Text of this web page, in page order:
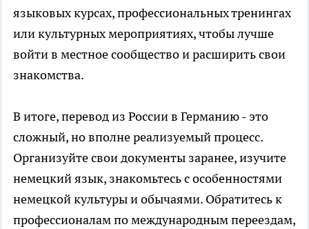
языковых курсах, профессиональных тренингах
или культурных мероприятиях, чтобы лучше
войти в местное сообщество и расширить свои
знакомства.
В итоге, перевод из России в Германию - это
сложный, но вполне реализуемый процесс.
Организуйте свои документы заранее, изучите
немецкий язык, знакомьтесь с особенностями
немецкой культуры и обычаями. Обратитесь к
профессионалам по международным переездам,